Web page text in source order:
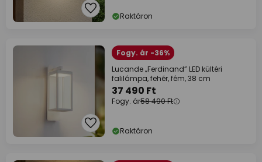
Raktáron
Fogy. ár -36%
Lucande „Ferdinand” LED kültéri
falilámpa, fehér, fém, 38 cm
37 490 Ft
Fogy. ár58 490 Ft
Raktáron